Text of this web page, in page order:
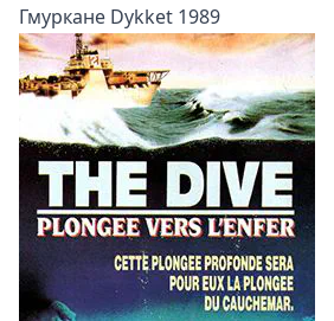
Гмуркане Dykket 1989